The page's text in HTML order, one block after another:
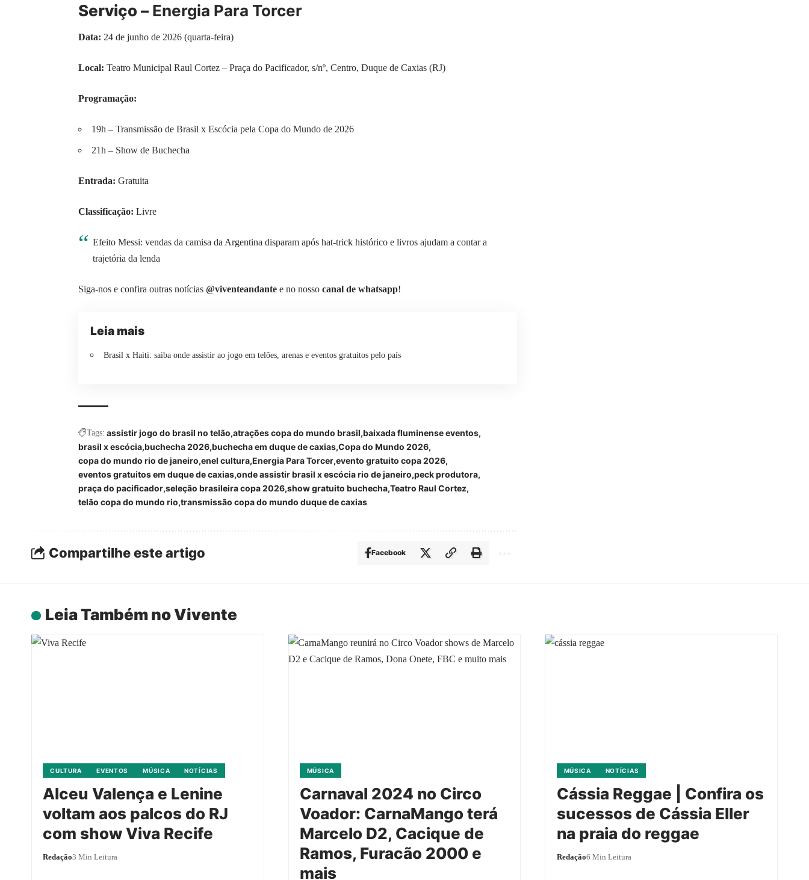
Serviço – Energia Para Torcer
Data: 24 de junho de 2026 (quarta-feira)
Local: Teatro Municipal Raul Cortez – Praça do Pacificador, s/nº, Centro, Duque de Caxias (RJ)
Programação:
19h – Transmissão de Brasil x Escócia pela Copa do Mundo de 2026
21h – Show de Buchecha
Entrada: Gratuita
Classificação: Livre
Efeito Messi: vendas da camisa da Argentina disparam após hat-trick histórico e livros ajudam a contar a
trajetória da lenda
Siga-nos e confira outras notícias @viventeandante e no nosso canal de whatsapp!
Leia mais
Brasil x Haiti: saiba onde assistir ao jogo em telões, arenas e eventos gratuitos pelo país
Tags: assistir jogo do brasil no telão atrações copa do mundo brasil baixada fluminense eventos
brasil x escócia buchecha 2026 buchecha em duque de caxias Copa do Mundo 2026
copa do mundo rio de janeiro enel cultura Energia Para Torcer evento gratuito copa 2026
eventos gratuitos em duque de caxias onde assistir brasil x escócia rio de janeiro peck produtora
praça do pacificador seleção brasileira copa 2026 show gratuito buchecha Teatro Raul Cortez
telão copa do mundo rio transmissão copa do mundo duque de caxias
Compartilhe este artigo Facebook
Leia Também no Vivente
CULTURA EVENTOS MÚSICA NOTÍCIAS
Alceu Valença e Lenine
voltam aos palcos do RJ
com show Viva Recife
Redação3 Min Leitura
MÚSICA
Carnaval 2024 no Circo
Voador: CarnaMango terá
Marcelo D2, Cacique de
Ramos, Furacão 2000 e
mais
MÚSICA NOTÍCIAS
Cássia Reggae | Confira os
sucessos de Cássia Eller
na praia do reggae
Redação6 Min Leitura